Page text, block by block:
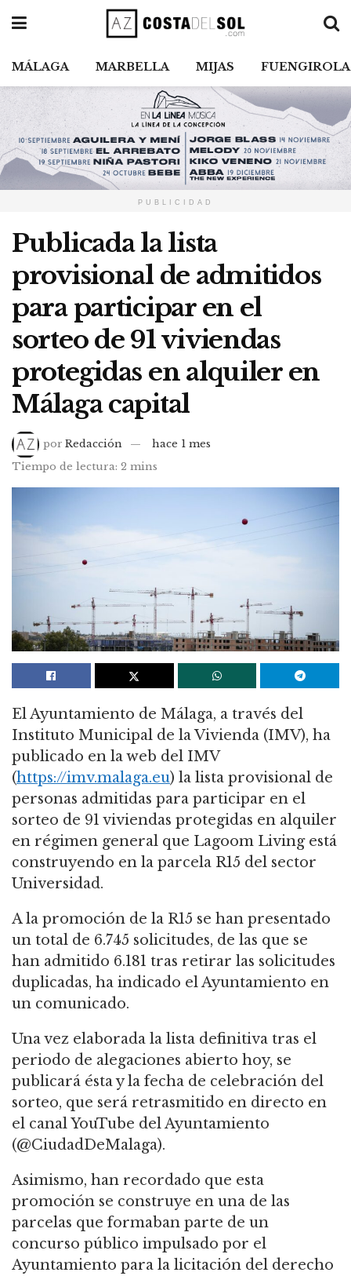
MÁLAGA MARBELLA MIJAS FUENGIROLA
PUBLICIDAD
Publicada la lista
provisional de admitidos
para participar en el
sorteo de 91 viviendas
protegidas en alquiler en
Málaga capital
por Redacción
hace 1 mes
Tiempo de lectura: 2 mins
El Ayuntamiento de Málaga, a través del
Instituto Municipal de la Vivienda (IMV), ha
publicado en la web del IMV
(https://imv.malaga.eu) la lista provisional de
personas admitidas para participar en el
sorteo de 91 viviendas protegidas en alquiler
en régimen general que Lagoom Living está
construyendo en la parcela R15 del sector
Universidad.
A la promoción de la R15 se han presentado
un total de 6.745 solicitudes, de las que se
han admitido 6.181 tras retirar las solicitudes
duplicadas, ha indicado el Ayuntamiento en
un comunicado.
Una vez elaborada la lista definitiva tras el
periodo de alegaciones abierto hoy, se
publicará ésta y la fecha de celebración del
sorteo, que será retrasmitido en directo en
el canal YouTube del Ayuntamiento
(@CiudadDeMalaga).
Asimismo, han recordado que esta
promoción se construye en una de las
parcelas que formaban parte de un
concurso público impulsado por el
Ayuntamiento para la licitación del derecho